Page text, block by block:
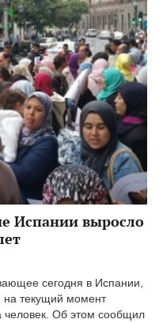
Испании выросло
сегодня в Испании,
на текущий момент
человек. Об этом сообщил